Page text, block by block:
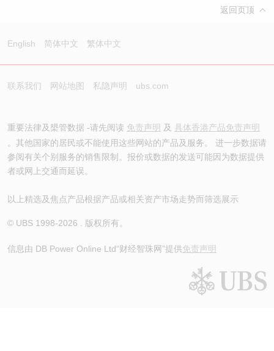
返回页顶
English 简体中文 繁体中文
联系我们 网站地图 私隐声明 ubs.com
重要法律及槼管数据 -请先阅读 免责声明 及 具体香港产品免责声明
。其他国家的居民或不能使用这些网站的产品及服务。 进一步数据请
参阅有关个别服务的销售限制。报价或数据的发送可能因为数据提供
者或网上交通而延误。
以上精选及焦点产品根据产品或相关资产市场走势而筛选展示
© UBS 1998-2026 . 版权所有。
信息由 DB Power Online Ltd“财经智珠网”提供免责声明